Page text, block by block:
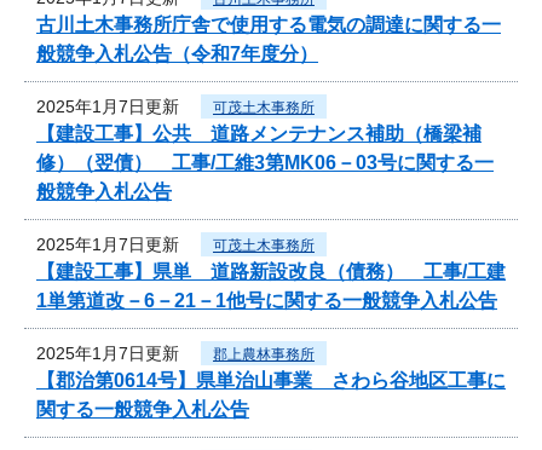
古川土木事務所庁舎で使用する電気の調達に関する一
般競争入札公告（令和7年度分）
2025年1月7日更新 可茂土木事務所
【建設工事】公共 道路メンテナンス補助（橋梁補
修）（翌債） 工事/工維3第MK06－03号に関する一
般競争入札公告
2025年1月7日更新 可茂土木事務所
【建設工事】県単 道路新設改良（債務） 工事/工建
1単第道改－6－21－1他号に関する一般競争入札公告
2025年1月7日更新 郡上農林事務所
【郡治第0614号】県単治山事業 さわら谷地区工事に
関する一般競争入札公告